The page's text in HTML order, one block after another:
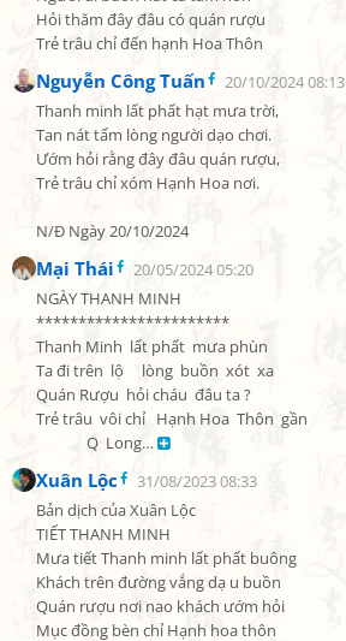
Hỏi thăm đây đâu có quán rượu
Trẻ trâu chỉ đến hạnh Hoa Thôn
Nguyễn Công Tuấn
20/10/2024 08:13
Thanh minh lất phất hạt mưa trời,
Tan nát tấm lòng người dạo chơi.
Ướm hỏi rằng đây đâu quán rượu,
Trẻ trâu chỉ xóm Hạnh Hoa nơi.
N/Đ Ngày 20/10/2024
Mại Thái
20/05/2024 05:20
NGÀY THANH MINH
***********************
Thanh Minh  lất phất  mưa phùn
Ta đi trên  lộ     lòng  buồn  xót  xa
Quán Rượu  hỏi cháu  đâu ta ?
Trẻ trâu  vôi chỉ   Hạnh Hoa  Thôn  gần
              Q  Long…
Xuân Lộc
31/08/2023 08:33
Bản dịch của Xuân Lộc
TIẾT THANH MINH
Mưa tiết Thanh minh lất phất buông
Khách trên đường vắng dạ u buồn
Quán rượu nơi nao khách ướm hỏi
Mục đồng bèn chỉ Hạnh hoa thôn